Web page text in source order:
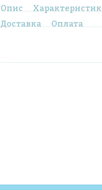
Опис
Доставка
Оплата